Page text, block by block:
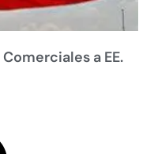
a EE.